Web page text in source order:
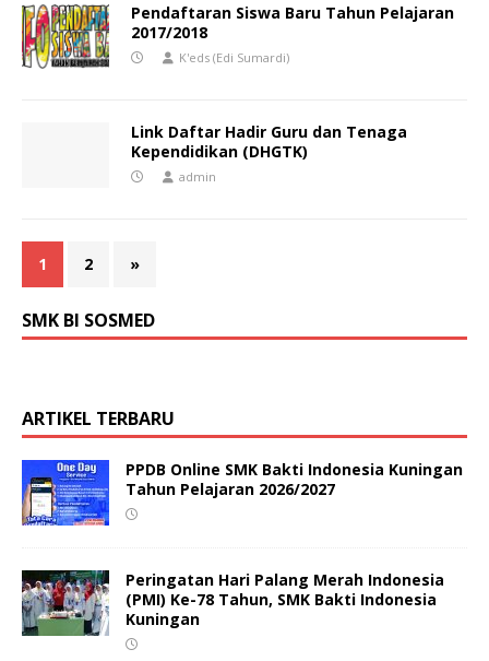
Pendaftaran Siswa Baru Tahun Pelajaran
2017/2018
K'eds (Edi Sumardi)
Link Daftar Hadir Guru dan Tenaga
Kependidikan (DHGTK)
admin
1 2 »
SMK BI SOSMED
ARTIKEL TERBARU
PPDB Online SMK Bakti Indonesia Kuningan
Tahun Pelajaran 2026/2027
Peringatan Hari Palang Merah Indonesia
(PMI) Ke-78 Tahun, SMK Bakti Indonesia
Kuningan